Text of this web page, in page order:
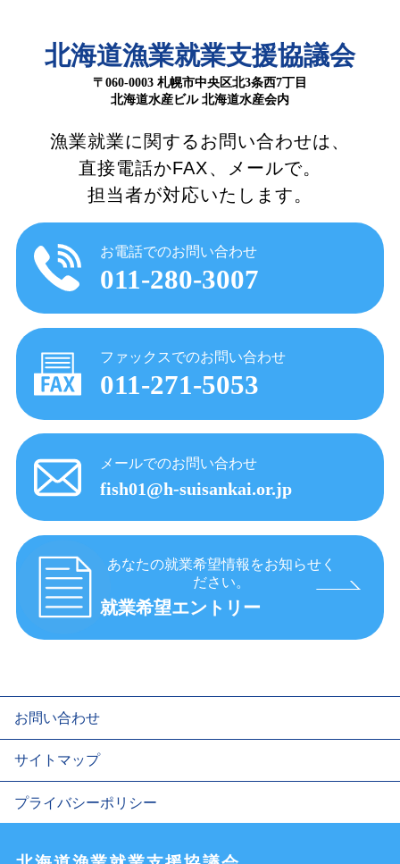
北海道漁業就業支援協議会
〒060-0003 札幌市中央区北3条西7丁目
北海道水産ビル 北海道水産会内
漁業就業に関するお問い合わせは、
直接電話かFAX、メールで。
担当者が対応いたします。
お電話でのお問い合わせ
011-280-3007
ファックスでのお問い合わせ
011-271-5053
メールでのお問い合わせ
fish01@h-suisankai.or.jp
あなたの就業希望情報をお知らせく
ださい。
就業希望エントリー
お問い合わせ
サイトマップ
プライバシーポリシー